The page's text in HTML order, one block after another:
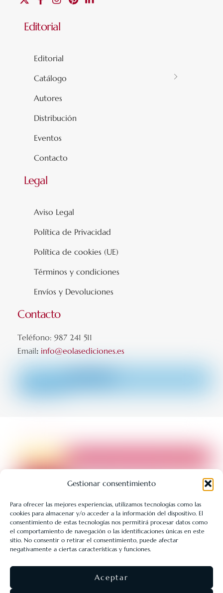
Gestionar consentimiento
Para ofrecer las mejores experiencias, utilizamos tecnologías como las
cookies para almacenar y/o acceder a la información del dispositivo. El
consentimiento de estas tecnologías nos permitirá procesar datos como
el comportamiento de navegación o las identificaciones únicas en este
sitio. No consentir o retirar el consentimiento, puede afectar
negativamente a ciertas características y funciones.
Aceptar
Editorial
Editorial
Catálogo
Autores
Distribución
Eventos
Contacto
Legal
Aviso Legal
Política de Privacidad
Política de cookies (UE)
Términos y condiciones
Envíos y Devoluciones
Contacto
Teléfono: 987 241 511
Email: info@eolasediciones.es
LIBRERÍA UNIVERSITARIA LEÓN 1980 SLL ha sido beneficiaria
de Fondos Europeos, cuyo objetivo es la mejora de la
competitividad de las PYMES, y gracias al cual ha puesto en
marcha un Plan de Acción con el objetivo de reforzar la
digitalización y la competitividad de las pymes durante el año
2025. Para ello ha contado con el apoyo del Programa Pyme